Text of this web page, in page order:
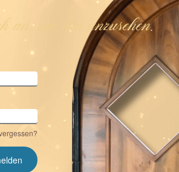
um ihn anzusehen.